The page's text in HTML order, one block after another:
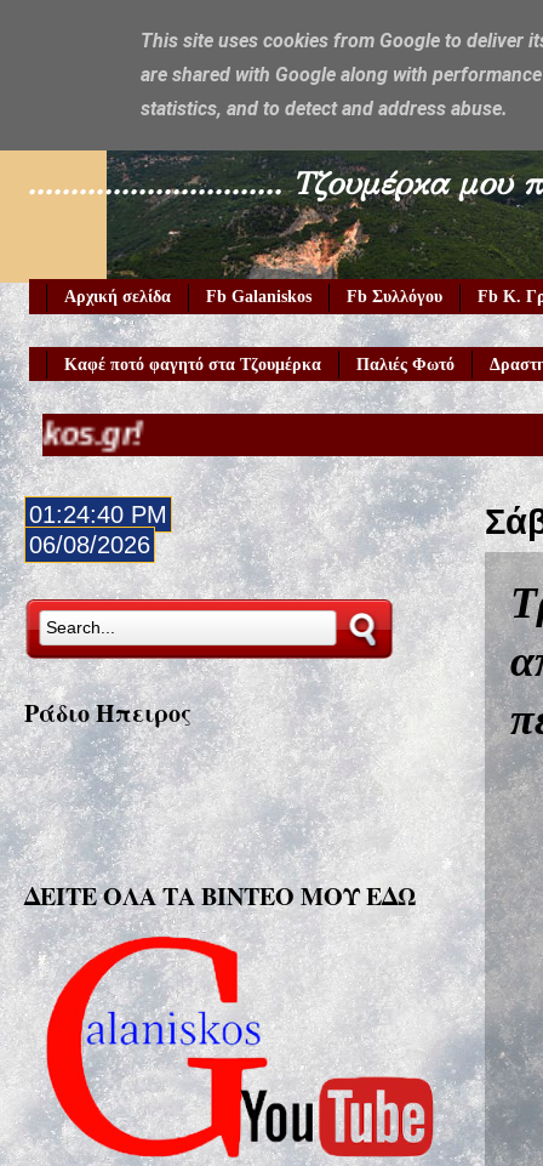
Galaniskos
.............................. Τζουμέρκα μου
Αρχική σελίδα Fb Galaniskos Fb Συλλόγου Fb Κ.
Καφέ ποτό φαγητό στα Τζουμέρκα Παλιές Φωτό
01:24:42 PM
06/08/2026
Ράδιο Ήπειρος
ΔΕΙΤΕ ΟΛΑ ΤΑ ΒΙΝΤΕΟ ΜΟΥ ΕΔΩ
This site uses cookies from Google to deliver
are shared with Google along with
statistics, and to detect and address abuse.